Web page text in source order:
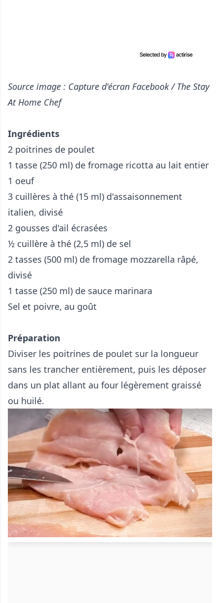
Source image : Capture d'écran Facebook / The Stay
At Home Chef
Ingrédients
2 poitrines de poulet
1 tasse (250 ml) de fromage ricotta au lait entier
1 oeuf
3 cuillères à thé (15 ml) d'assaisonnement
italien, divisé
2 gousses d'ail écrasées
½ cuillère à thé (2,5 ml) de sel
2 tasses (500 ml) de fromage mozzarella râpé,
divisé
1 tasse (250 ml) de sauce marinara
Sel et poivre, au goût
Préparation
Diviser les poitrines de poulet sur la longueur
sans les trancher entièrement, puis les déposer
dans un plat allant au four légèrement graissé
ou huilé.